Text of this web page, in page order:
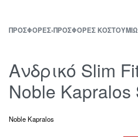
ΠΡΟΣΦΟΡΈΣ›ΠΡΟΣΦΟΡΈΣ
Ανδρικό Slim
Noble Kapralos
Noble Kapralos